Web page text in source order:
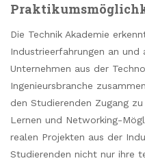
Die Technik Akademie
Industrieerfahrungen an
Unternehmen aus der
Ingenieursbranche
den Studierenden Zugang
Lernen und Networking-
realen Projekten aus der
Studierenden nicht nur ihre